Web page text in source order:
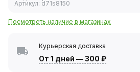
Артикул: d71s8150
Посмотреть наличие в магазинах
Курьерская доставка
От 1 дней —300 ₽